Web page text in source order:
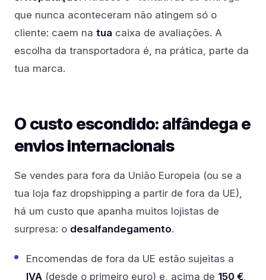
que nunca aconteceram não atingem só o
cliente: caem na tua caixa de avaliações. A
escolha da transportadora é, na prática, parte da
tua marca.
O custo escondido: alfândega e
envios internacionais
Se vendes para fora da União Europeia (ou se a
tua loja faz dropshipping a partir de fora da UE),
há um custo que apanha muitos lojistas de
surpresa: o desalfandegamento.
Encomendas de fora da UE estão sujeitas a
IVA (desde o primeiro euro) e, acima de 150 €